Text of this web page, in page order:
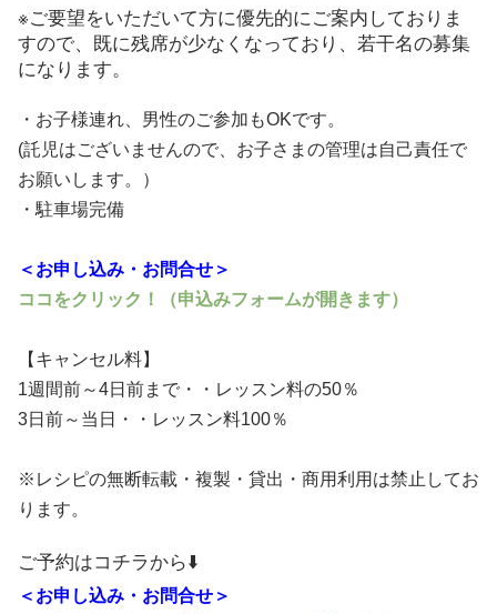
※ご要望をいただいて方に優先的にご案内しておりま
すので、既に残席が少なくなっており、若干名の募集
になります。
・お子様連れ、男性のご参加もOKです。
(託児はございませんので、お子さまの管理は自己責任で
お願いします。）
・駐車場完備
＜お申し込み・お問合せ＞
ココをクリック！（申込みフォームが開きます）
【キャンセル料】
1週間前～4日前まで・・レッスン料の50％
3日前～当日・・レッスン料100％
※レシピの無断転載・複製・貸出・商用利用は禁止してお
ります。
ご予約はコチラから⬇️
＜お申し込み・お問合せ＞